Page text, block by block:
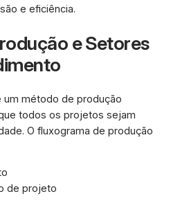
e eficiência.
e Setores
um método de produção
todos os projetos sejam
O fluxograma de produção
de projeto